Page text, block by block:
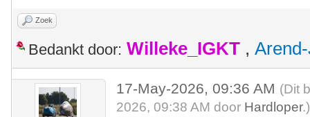
Zoek
Bedankt door: Willeke_IGKT ,
17-May-2026, 09:36 AM (Dit
2026, 09:38 AM door Hardloper.)